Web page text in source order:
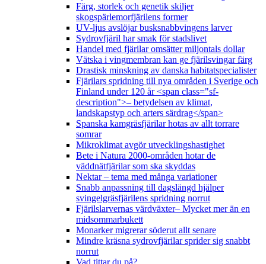
Färg, storlek och genetik skiljer
skogspärlemorfjärilens former
UV-ljus avslöjar busksnabbvingens larver
Sydrovfjäril har smak för stadslivet
Handel med fjärilar omsätter miljontals dollar
Vätska i vingmembran kan ge fjärilsvingar färg
Drastisk minskning av danska habitatspecialister
Fjärilars spridning till nya områden i Sverige och
Finland under 120 år <span class="sf-
description">– betydelsen av klimat,
landskapstyp och arters särdrag</span>
Spanska kamgräsfjärilar hotas av allt torrare
somrar
Mikroklimat avgör utvecklingshastighet
Bete i Natura 2000-områden hotar de
väddnätfjärilar som ska skyddas
Nektar – tema med många variationer
Snabb anpassning till dagslängd hjälper
svingelgräsfjärilens spridning norrut
Fjärilslarvernas värdväxter– Mycket mer än en
midsommarbukett
Monarker migrerar söderut allt senare
Mindre kräsna sydrovfjärilar sprider sig snabbt
norrut
Vad tittar du på?